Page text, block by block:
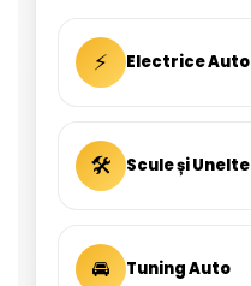
⚡ Electrice Auto
🛠 Scule și Unelte
🚘 Tuning Auto